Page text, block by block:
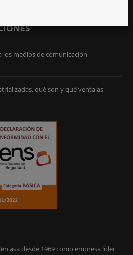
los medios de comunicación
qué son y qué ventajas
desde 1969 como empresa líder